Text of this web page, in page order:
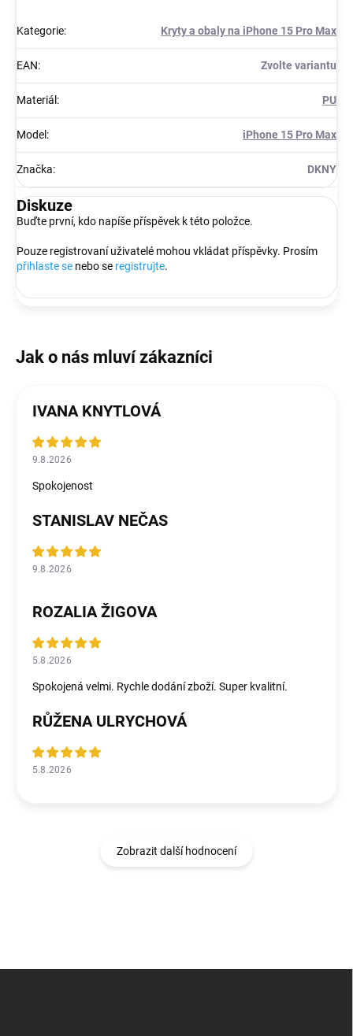
Kategorie: Kryty a obaly na iPhone 15 Pro Max
EAN: Zvolte variantu
Materiál : PU
Model : iPhone 15 Pro Max
Značka: DKNY
Diskuze
Buďte první, kdo napíše příspěvek k této položce.
Pouze registrovaní uživatelé mohou vkládat příspěvky. Prosím
přihlaste se nebo se registrujte.
IVANA KNYTLOVÁ
9.8.2026
Spokojenost
STANISLAV NEČAS
9.8.2026
ROZALIA ŽIGOVA
5.8.2026
Spokojená velmi. Rychle dodání zboží. Super kvalitní.
RŮŽENA ULRYCHOVÁ
5.8.2026
Zobrazit další hodnocení